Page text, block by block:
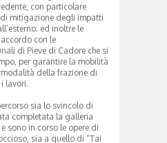
con particolare
mitigazione degli impatti
ed inoltre le
con le
di Pieve di Cadore che si
per garantire la mobilità
della frazione di
lavori.
sia lo svincolo di
completata la galleria
sono in corso le opere di
sia a quello di “Tai